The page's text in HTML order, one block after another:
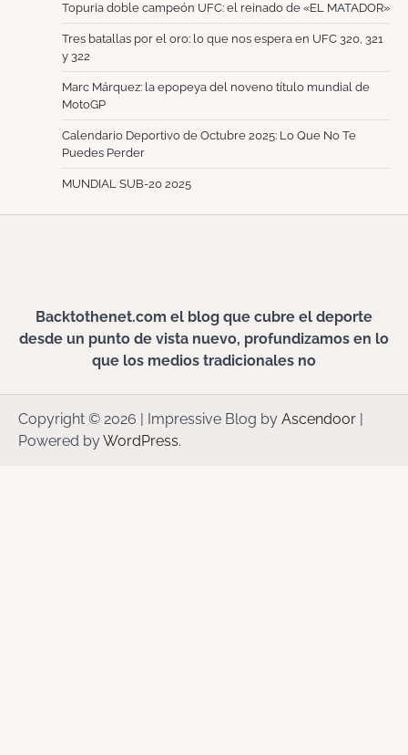
Topuria doble campeón UFC: el reinado de «EL MATADOR»
Tres batallas por el oro: lo que nos espera en UFC 320, 321
y 322
Marc Márquez: la epopeya del noveno título mundial de
MotoGP
Calendario Deportivo de Octubre 2025: Lo Que No Te
Puedes Perder
MUNDIAL SUB-20 2025
Backtothenet.com el blog que cubre el deporte
desde un punto de vista nuevo, profundizamos en lo
que los medios tradicionales no
Copyright © 2026 | Impressive Blog by Ascendoor
Powered byWordPress.